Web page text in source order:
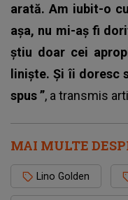
arată. Am iubit-o
așa, nu mi-aș fi
știu doar cei
liniște. Și îi doresc
spus”, a transmis
MAI MULTE
Lino Golden